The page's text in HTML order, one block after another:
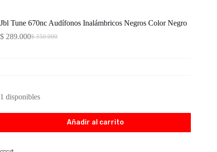
Jbl Tune 670nc Audífonos Inalámbricos Negros Color Negro
$350.000
$ 289.000
1 disponibles
Añadir al carrito